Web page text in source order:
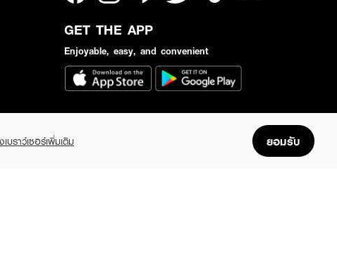
บราว์เซอร์เพิ่มเติม ยอมรับ
GET THE APP
Enjoyable, easy, and convenient